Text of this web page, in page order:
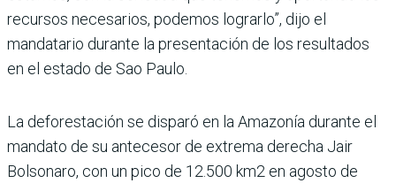
recursos necesarios, podemos lograrlo”, dijo el
mandatario durante la presentación de los resultados
en el estado de Sao Paulo.
La deforestación se disparó en la Amazonía durante el
mandato de su antecesor de extrema derecha Jair
Bolsonaro, con un pico de 12.500 km2 en agosto de